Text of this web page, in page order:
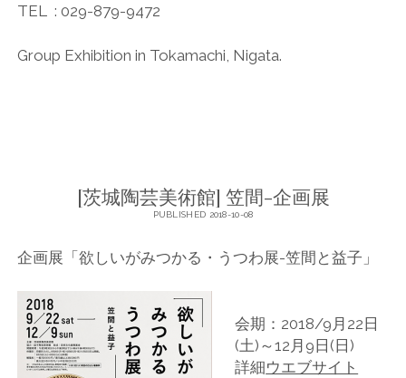
TEL : 029-879-9472
Group Exhibition in Tokamachi, Nigata.
[茨城陶芸美術館] 笠間-企画展
PUBLISHED 2018-10-08
企画展「欲しいがみつかる・うつわ展-笠間と益子」
会期：2018/9月22日
(土)～12月9日(日)
詳細ウエブサイト